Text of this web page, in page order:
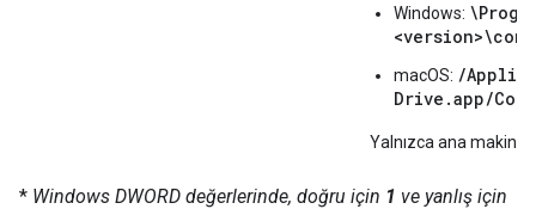
Windows:
macOS: /
Drive.app/
Yalnızca ana makine
* Windows DWORD değerlerinde, doğru için 1 ve yanlış için